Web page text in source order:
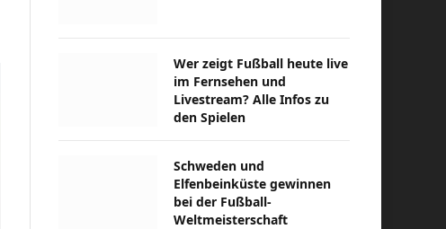
Wer zeigt Fußball heute live
im Fernsehen und
Livestream? Alle Infos zu
den Spielen
Schweden und
Elfenbeinküste gewinnen
bei der Fußball-
Weltmeisterschaft